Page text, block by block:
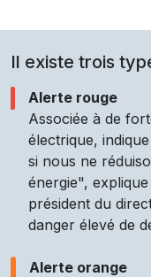
Il existe trois
Alerte rouge
Associée à de
électrique,
si nous ne
énergie",
président du
danger élevé de
Alerte orange